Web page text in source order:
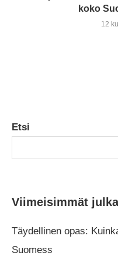
koko
12
Etsi
Viimeisimmät
Täydellinen opas:
Suomess